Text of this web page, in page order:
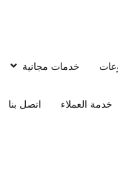
خدمات مجانية
خدمة العملاء اتصل بنا